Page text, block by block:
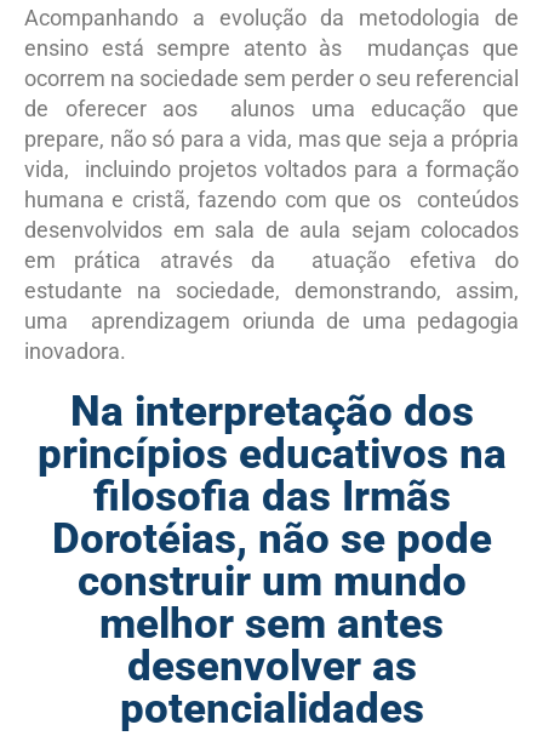
Acompanhando a evolução da metodologia de
ensino está sempre atento às mudanças que
ocorrem na sociedade sem perder o seu referencial
de oferecer aos alunos uma educação que
prepare, não só para a vida, mas que seja a própria
vida, incluindo projetos voltados para a formação
humana e cristã, fazendo com que os conteúdos
desenvolvidos em sala de aula sejam colocados
em prática através da atuação efetiva do
estudante na sociedade, demonstrando, assim,
uma aprendizagem oriunda de uma pedagogia
inovadora.
Na interpretação dos
princípios educativos na
filosofia das Irmãs
Dorotéias, não se pode
construir um mundo
melhor sem antes
desenvolver as
potencialidades